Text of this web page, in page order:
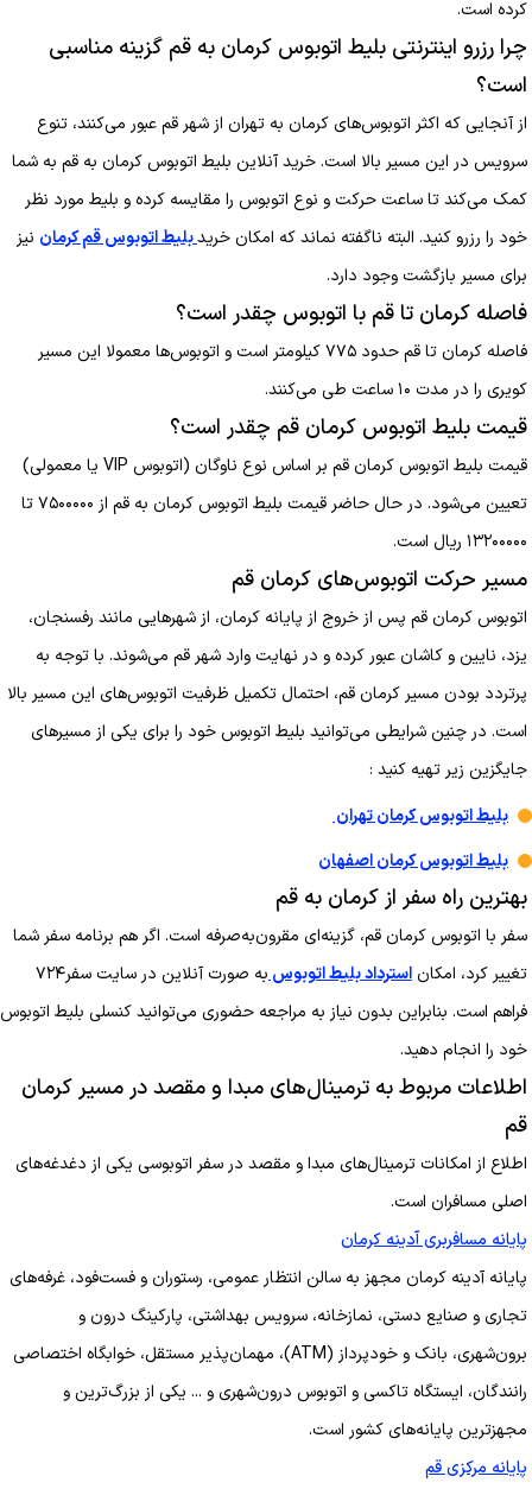
کرده است.
چرا رزرو اینترنتی بلیط اتوبوس کرمان به قم گزینه مناسبی
است؟
از آنجایی که اکثر اتوبوس‌های کرمان به تهران از شهر قم عبور می‌کنند، تنوع
سرویس در این مسیر بالا است. خرید آنلاین بلیط اتوبوس کرمان به قم به شما
کمک می‌کند تا ساعت حرکت و نوع اتوبوس را مقایسه کرده و بلیط مورد نظر
خود را رزرو کنید. البته ناگفته نماند که امکان خریدبلیط اتوبوس قم کرمان نیز
برای مسیر بازگشت وجود دارد.
فاصله کرمان تا قم با اتوبوس چقدر است؟
فاصله کرمان تا قم حدود ۷۷۵ کیلومتر است و اتوبوس‌ها معمولا این مسیر
کویری را در مدت ۱۰ ساعت طی می‌کنند.
قیمت بلیط اتوبوس کرمان قم چقدر است؟
قیمت بلیط اتوبوس کرمان قم بر اساس نوع ناوگان (اتوبوس VIP یا معمولی)
تعیین می‌شود. در حال حاضر قیمت بلیط اتوبوس کرمان به قم از ۷۵۰۰۰۰۰ تا
۱۳۲۰۰۰۰۰ ریال است.
مسیر حرکت اتوبوس‌های کرمان قم
اتوبوس کرمان قم پس از خروج از پایانه کرمان، از شهرهایی مانند رفسنجان،
یزد، نایین و کاشان عبور کرده و در نهایت وارد شهر قم می‌شوند. با توجه به
پرتردد بودن مسیر کرمان قم، احتمال تکمیل ظرفیت اتوبوس‌های این مسیر بالا
است. در چنین شرایطی می‌توانید بلیط اتوبوس خود را برای یکی از مسیرهای
جایگزین زیر تهیه کنید :
بلیط اتوبوس کرمان تهران
بلیط اتوبوس کرمان اصفهان
بهترین راه سفر از کرمان به قم
سفر با اتوبوس کرمان قم، گزینه‌ای مقرون‌به‌صرفه است. اگر هم برنامه سفر شما
تغییر کرد، امکاناسترداد بلیط اتوبوس
به صورت آنلاین در سایت سفر۷۲۴
فراهم است. بنابراین بدون نیاز به مراجعه حضوری می‌توانید کنسلی بلیط اتوبوس
خود را انجام دهید.
اطلاعات مربوط به ترمینال‌های مبدا و مقصد در مسیر کرمان
قم
اطلاع از امکانات ترمینال‌های مبدا و مقصد در سفر اتوبوسی یکی از دغدغه‌های
اصلی مسافران است.
پایانه مسافربری آدینه کرمان
پایانه آدینه کرمان مجهز به سالن انتظار عمومی، رستوران و فست‌فود، غرفه‌های
تجاری و صنایع دستی، نمازخانه، سرویس بهداشتی، پارکینگ درون و
برون‌شهری، بانک و خودپرداز (ATM)، مهمان‌پذیر مستقل، خوابگاه اختصاصی
رانندگان، ایستگاه تاکسی و اتوبوس درون‌شهری و ... یکی از بزرگ‌ترین و
مجهزترین پایانه‌های کشور است.
پایانه مرکزی قم